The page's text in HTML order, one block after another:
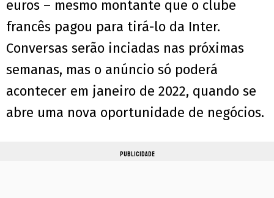
euros – mesmo montante que o clube
francês pagou para tirá-lo da Inter.
Conversas serão inciadas nas próximas
semanas, mas o anúncio só poderá
acontecer em janeiro de 2022, quando se
abre uma nova oportunidade de negócios.
PUBLICIDADE